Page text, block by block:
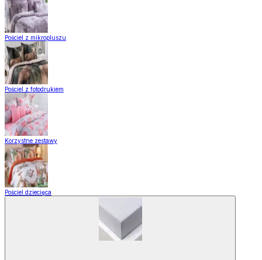
Pościel z mikropluszu
Pościel z fotodrukiem
Korzystne zestawy
Pościel dziecięca